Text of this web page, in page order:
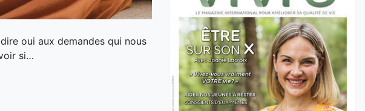
oui aux demandes qui nous
si…